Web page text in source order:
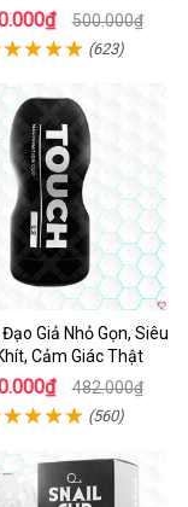
vời
500.000₫
(623)
Giả Nhỏ Gọn, Siêu
Cảm Giác Thật
482.000₫
(560)